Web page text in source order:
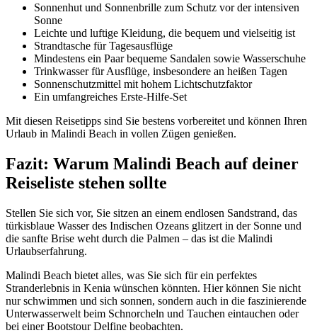
Sonnenhut und Sonnenbrille zum Schutz vor der intensiven
Sonne
Leichte und luftige Kleidung, die bequem und vielseitig ist
Strandtasche für Tagesausflüge
Mindestens ein Paar bequeme Sandalen sowie Wasserschuhe
Trinkwasser für Ausflüge, insbesondere an heißen Tagen
Sonnenschutzmittel mit hohem Lichtschutzfaktor
Ein umfangreiches Erste-Hilfe-Set
Mit diesen Reisetipps sind Sie bestens vorbereitet und können Ihren
Urlaub in Malindi Beach in vollen Zügen genießen.
Fazit: Warum Malindi Beach auf deiner
Reiseliste stehen sollte
Stellen Sie sich vor, Sie sitzen an einem endlosen Sandstrand, das
türkisblaue Wasser des Indischen Ozeans glitzert in der Sonne und
die sanfte Brise weht durch die Palmen – das ist die Malindi
Urlaubserfahrung.
Malindi Beach bietet alles, was Sie sich für ein perfektes
Stranderlebnis in Kenia wünschen könnten. Hier können Sie nicht
nur schwimmen und sich sonnen, sondern auch in die faszinierende
Unterwasserwelt beim Schnorcheln und Tauchen eintauchen oder
bei einer Bootstour Delfine beobachten.